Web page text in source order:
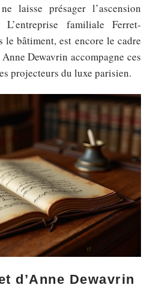
laisse présager l’ascension
familiale Ferret-
le bâtiment, est encore le cadre
Dewavrin accompagne ces
projecteurs du luxe parisien.
d’Anne Dewavrin